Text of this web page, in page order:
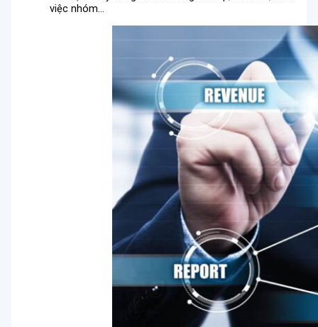
việc nhóm…